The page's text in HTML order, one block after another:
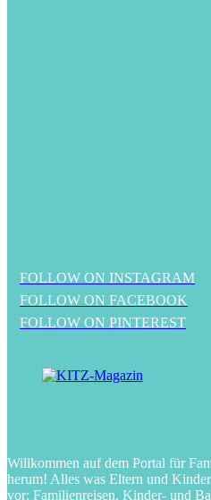
FOLLOW ON INSTAGRAM
FOLLOW ON FACEBOOK
FOLLOW ON PINTEREST
Willkommen auf dem Portal für
herum! Alles was Eltern und
vor: Familienreisen, Kinder- und